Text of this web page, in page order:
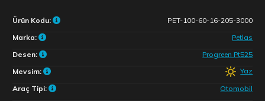
Ürün Kodu:
PET-100-60-16-205-3000
Marka:
Petlas
Desen:
Progreen Pt525
Mevsim:
Yaz
Araç Tipi:
Otomobil